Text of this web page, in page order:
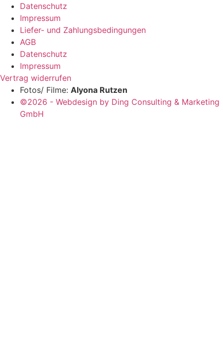
Datenschutz
Impressum
Liefer- und Zahlungsbedingungen
AGB
Datenschutz
Impressum
Vertrag widerrufen
Fotos/ Filme: Alyona Rutzen
©2026 - Webdesign by Ding Consulting & Marketing
GmbH